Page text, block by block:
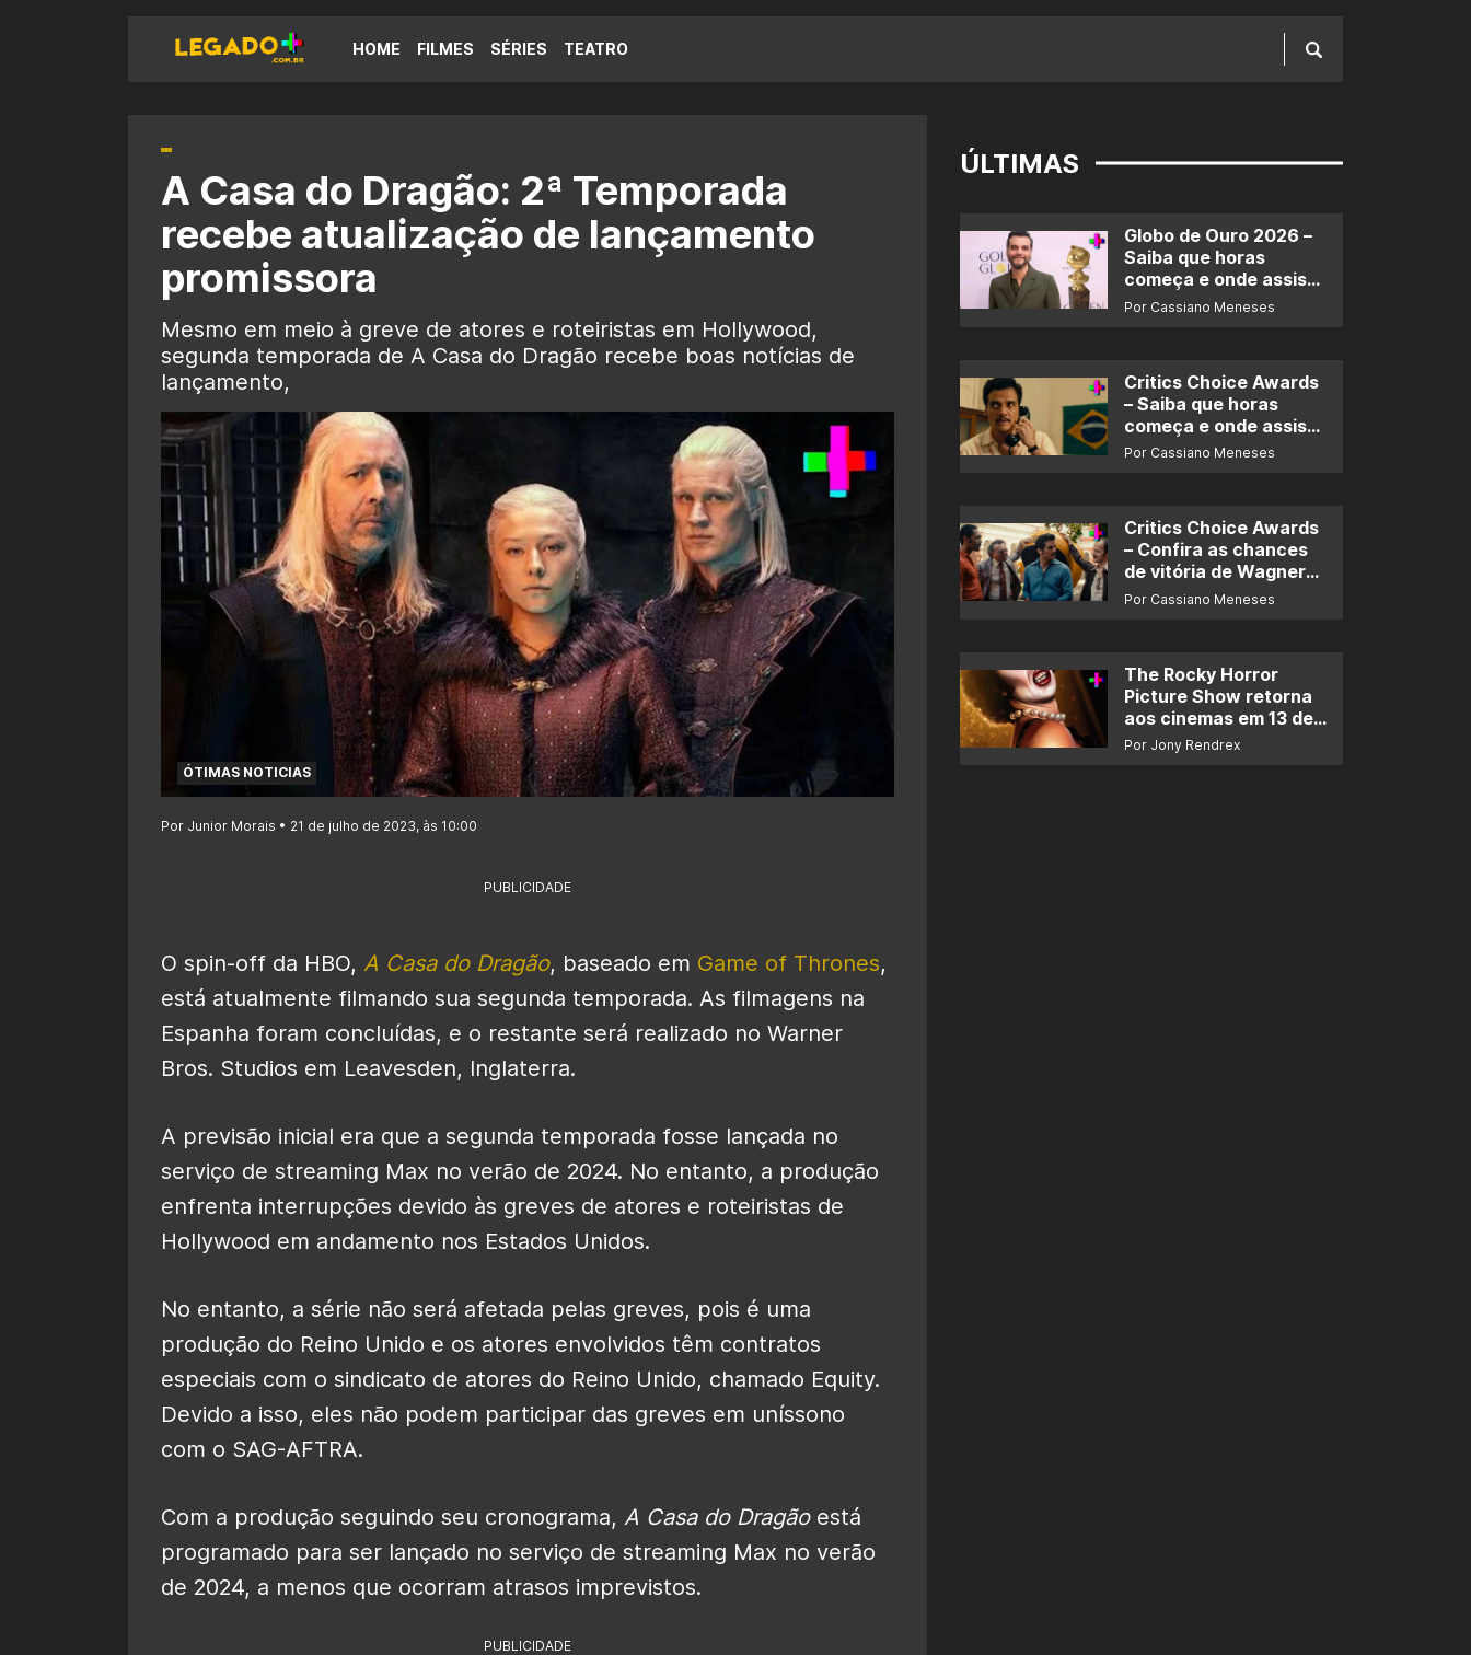
HOME FILMES SÉRIES TEATRO
A Casa do Dragão: 2ª Temporada
recebe atualização de lançamento
promissora
Mesmo em meio à greve de atores e roteiristas em Hollywood,
segunda temporada de A Casa do Dragão recebe boas notícias de
lançamento,
ÓTIMAS NOTICIAS
Por Junior Morais • 21 de julho de 2023, às 10:00
PUBLICIDADE
O spin-off da HBO, A Casa do Dragão, baseado em Game of Thrones,
está atualmente filmando sua segunda temporada. As filmagens na
Espanha foram concluídas, e o restante será realizado no Warner
Bros. Studios em Leavesden, Inglaterra.
A previsão inicial era que a segunda temporada fosse lançada no
serviço de streaming Max no verão de 2024. No entanto, a produção
enfrenta interrupções devido às greves de atores e roteiristas de
Hollywood em andamento nos Estados Unidos.
No entanto, a série não será afetada pelas greves, pois é uma
produção do Reino Unido e os atores envolvidos têm contratos
especiais com o sindicato de atores do Reino Unido, chamado Equity.
Devido a isso, eles não podem participar das greves em uníssono
com o SAG-AFTRA.
Com a produção seguindo seu cronograma, A Casa do Dragãoestá
programado para ser lançado no serviço de streaming Max no verão
de 2024, a menos que ocorram atrasos imprevistos.
PUBLICIDADE
ÚLTIMAS
Globo de Ouro 2026 –
Saiba que horas
começa e onde assistir
ao prêmio
Por Cassiano Meneses
Critics Choice Awards
– Saiba que horas
começa e onde assistir
ao prêmio
Por Cassiano Meneses
Critics Choice Awards
– Confira as chances
de vitória de Wagner
Moura e de ‘O Agente
Por Cassiano Meneses
The Rocky Horror
Picture Show retorna
aos cinemas em 13 de
novembro
Por Jony Rendrex